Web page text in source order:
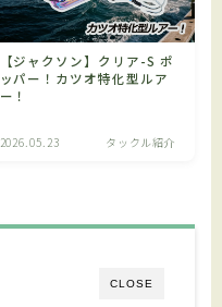
【ジャクソン】クリア-S ポ
ッパー！カツオ特化型ルア
ー！
2026.05.23 タックル紹介
CLOSE